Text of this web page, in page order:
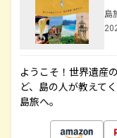
島
ようこそ！世界遺産
ど、島の人が教えて
島旅へ。